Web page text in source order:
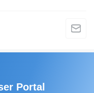
Portal